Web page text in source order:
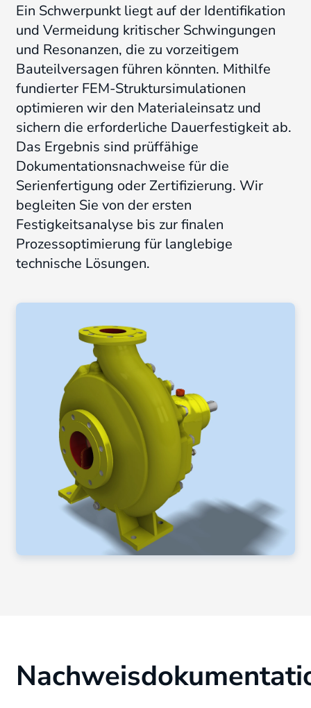
Ein Schwerpunkt liegt auf der Identifikation
und Vermeidung kritischer Schwingungen
und Resonanzen, die zu vorzeitigem
Bauteilversagen führen könnten. Mithilfe
fundierter FEM-Struktursimulationen
optimieren wir den Materialeinsatz und
sichern die erforderliche Dauerfestigkeit ab.
Das Ergebnis sind prüffähige
Dokumentationsnachweise für die
Serienfertigung oder Zertifizierung. Wir
begleiten Sie von der ersten
Festigkeitsanalyse bis zur finalen
Prozessoptimierung für langlebige
technische Lösungen.